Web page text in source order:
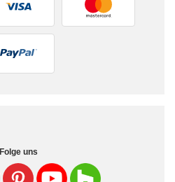
Folge uns